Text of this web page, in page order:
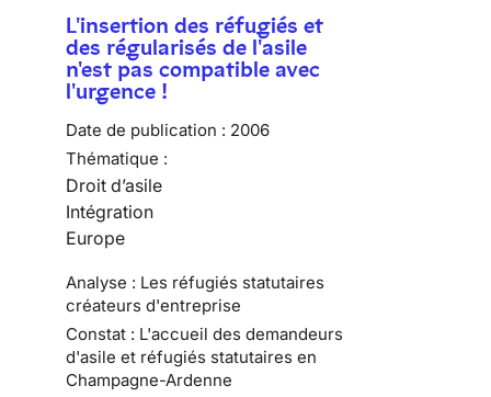
L'insertion des réfugiés et
des régularisés de l'asile
n'est pas compatible avec
l'urgence !
Date de publication : 2006
Thématique :
Droit d’asile
Intégration
Europe
Analyse : Les réfugiés statutaires
créateurs d'entreprise
Constat : L'accueil des demandeurs
d'asile et réfugiés statutaires en
Champagne-Ardenne